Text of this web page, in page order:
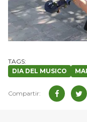
DIA DEL MUSICO